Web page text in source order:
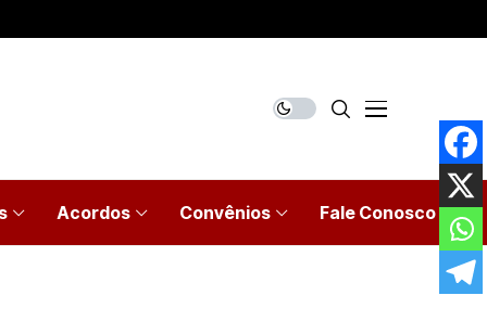
Acordos Convênios Fale Conosco